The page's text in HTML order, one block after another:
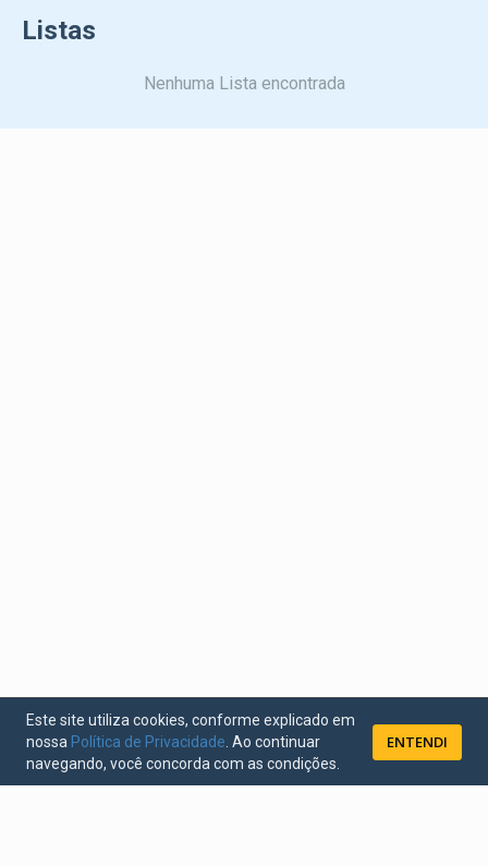
Listas
Nenhuma Lista encontrada
Este site utiliza cookies, conforme explicado em
nossa Política de Privacidade . Ao continuar
navegando, você concorda com as condições.
ENTENDI